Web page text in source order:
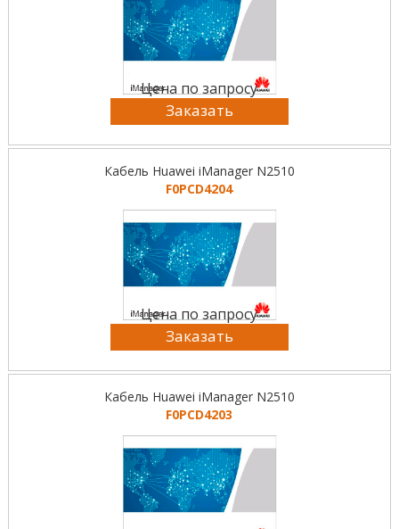
Цена по запросу
Заказать
Кабель Huawei iManager N2510
F0PCD4204
Цена по запросу
Заказать
Кабель Huawei iManager N2510
F0PCD4203